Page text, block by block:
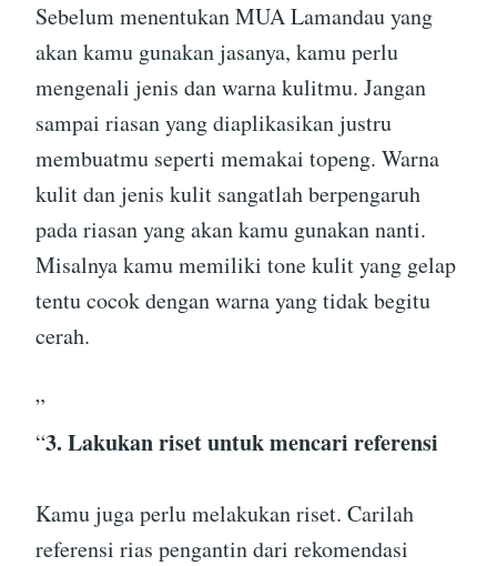
Sebelum menentukan MUA Lamandau yang
akan kamu gunakan jasanya, kamu perlu
mengenali jenis dan warna kulitmu. Jangan
sampai riasan yang diaplikasikan justru
membuatmu seperti memakai topeng. Warna
kulit dan jenis kulit sangatlah berpengaruh
pada riasan yang akan kamu gunakan nanti.
Misalnya kamu memiliki tone kulit yang gelap
tentu cocok dengan warna yang tidak begitu
cerah.
”
“3. Lakukan riset untuk mencari referensi
Kamu juga perlu melakukan riset. Carilah
referensi rias pengantin dari rekomendasi